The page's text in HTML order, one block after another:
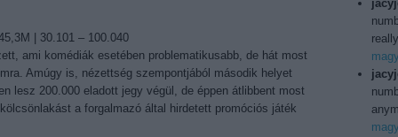
| 30.101 – 100.040
ami komédiák esetében problematikusabb, de hát most
Amúgy is, nézettség szempontjából második helyet
lesz 200.000 eladott jegy végül, de éppen átlibbent most
a forgalmazó által hirdetett promóciós játék